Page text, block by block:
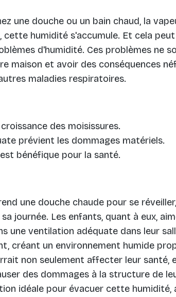
une douche ou un bain chaud, la
cette humidité s'accumule. Et cela
d'humidité. Ces problèmes ne
maison et avoir des conséquences
maladies respiratoires.
des moisissures.
prévient les dommages matériels.
bénéfique pour la santé.
une douche chaude pour se
journée. Les enfants, quant à eux,
une ventilation adéquate dans leur
créant un environnement humide
non seulement affecter leur santé,
des dommages à la structure de
idéale pour évacuer cette humidité,